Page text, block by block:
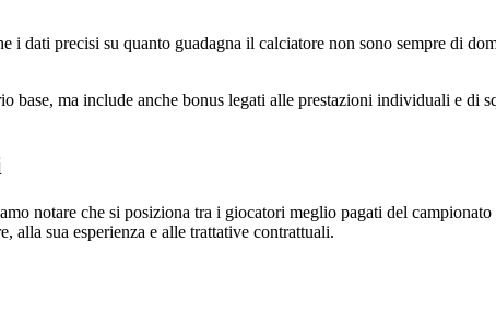
i dati precisi su quanto guadagna il calciatore non sono sempre di
base, ma include anche bonus legati alle prestazioni individuali e di
notare che si posiziona tra i giocatori meglio pagati del
alla sua esperienza e alle trattative contrattuali.